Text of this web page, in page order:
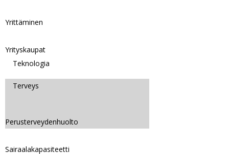
Yrittäminen
Yrityskaupat
Teknologia
Terveys
Perusterveydenhuolto
Sairaalakapasiteetti